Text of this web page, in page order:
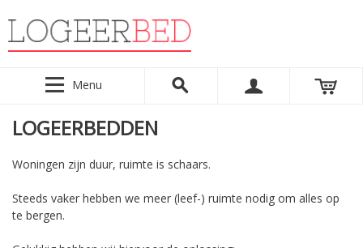
Menu
LOGEERBEDDEN
Woningen zijn duur, ruimte is schaars.
Steeds vaker hebben we meer (leef-) ruimte nodig om alles op
te bergen.